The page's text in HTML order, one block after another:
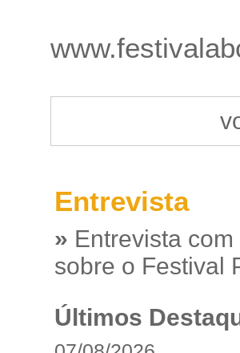
Entrevista
» Entrevista
sobre o Festival
Últimos